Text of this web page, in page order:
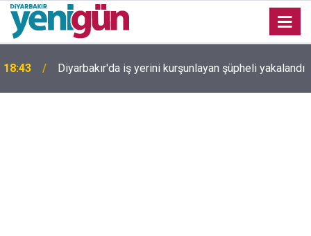
18:43
Diyarbakır'da iş yerini kurşunlayan şüpheli yakalandı
18:22
değerlendirmesi: Tek başına barışı sağlayamıyor